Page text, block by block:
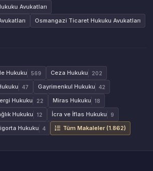
Avukatları
Osmangazi Ticaret Hukuku Avukatları
Hukuku 569 Ceza Hukuku 202
47 Gayrimenkul Hukuku 42
Hukuku 22 Miras Hukuku 18
Hukuku 12 İcra ve İflas Hukuku 9
Hukuku 4 Tüm Makaleler (1.862)